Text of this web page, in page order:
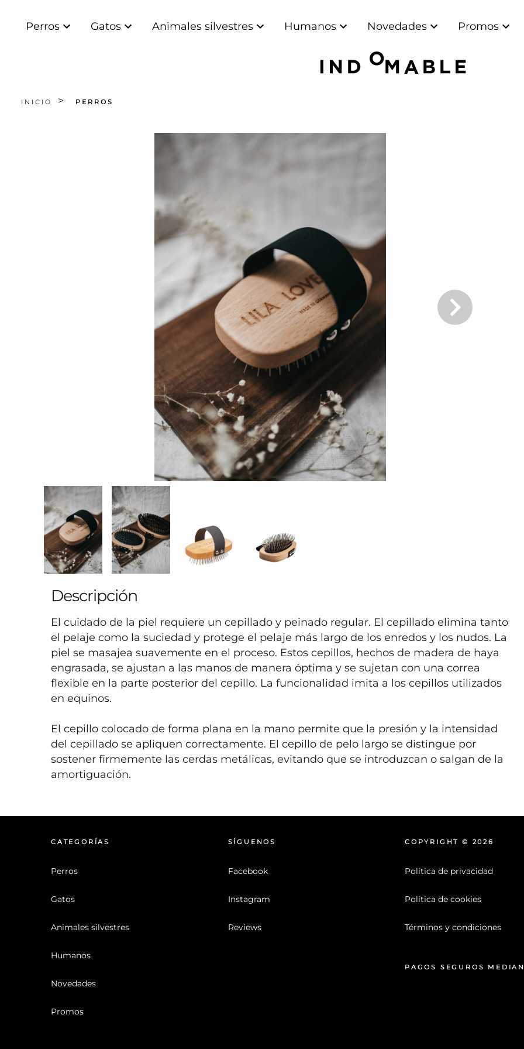
Perros Gatos Animales silvestres Humanos Novedades Promos
INICIO PERROS
Descripción
El cuidado de la piel requiere un cepillado y peinado regular. El cepillado elimina tanto
el pelaje como la suciedad y protege el pelaje más largo de los enredos y los nudos. La
piel se masajea suavemente en el proceso. Estos cepillos, hechos de madera de haya
engrasada, se ajustan a las manos de manera óptima y se sujetan con una correa
flexible en la parte posterior del cepillo. La funcionalidad imita a los cepillos utilizados
en equinos.
El cepillo colocado de forma plana en la mano permite que la presión y la intensidad
del cepillado se apliquen correctamente. El cepillo de pelo largo se distingue por
sostener firmemente las cerdas metálicas, evitando que se introduzcan o salgan de la
amortiguación.
CATEGORÍAS
Perros
Gatos
Animales silvestres
Humanos
Novedades
Promos
SÍGUENOS
Facebook
Instagram
Reviews
COPYRIGHT © 2026
Política de privacidad
Política de cookies
Términos y condiciones
PAGOS SEGUROS